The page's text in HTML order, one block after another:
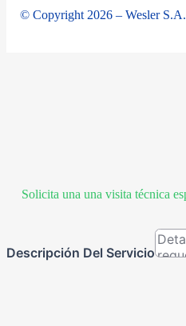
© Copyright 2026 – Wesler
Solicita una una visita técnica
Descripción Del Servicio